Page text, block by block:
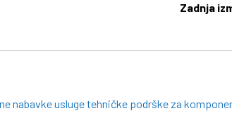
Zadnja
nabavke usluge tehničke podrške za